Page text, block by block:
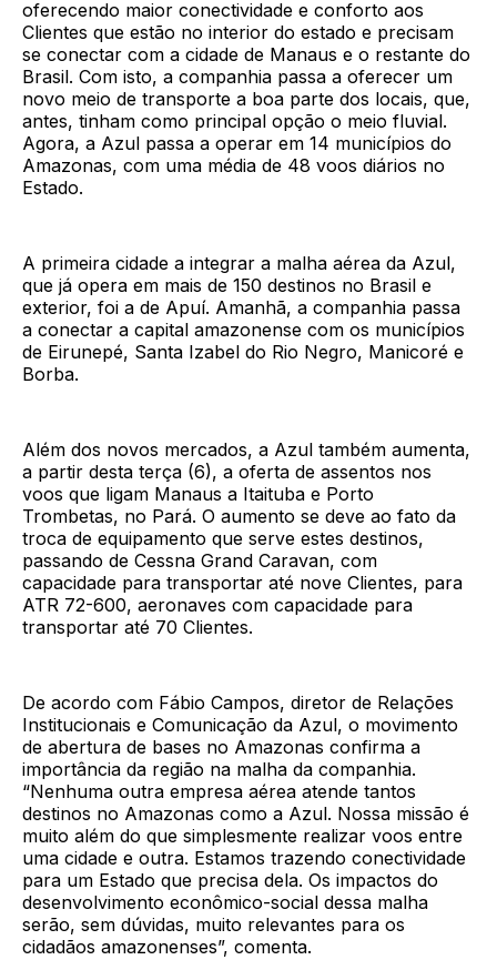
oferecendo maior conectividade e conforto aos
Clientes que estão no interior do estado e precisam
se conectar com a cidade de Manaus e o restante do
Brasil. Com isto, a companhia passa a oferecer um
novo meio de transporte a boa parte dos locais, que,
antes, tinham como principal opção o meio fluvial.
Agora, a Azul passa a operar em 14 municípios do
Amazonas, com uma média de 48 voos diários no
Estado.
A primeira cidade a integrar a malha aérea da Azul,
que já opera em mais de 150 destinos no Brasil e
exterior, foi a de Apuí. Amanhã, a companhia passa
a conectar a capital amazonense com os municípios
de Eirunepé, Santa Izabel do Rio Negro, Manicoré e
Borba.
Além dos novos mercados, a Azul também aumenta,
a partir desta terça (6), a oferta de assentos nos
voos que ligam Manaus a Itaituba e Porto
Trombetas, no Pará. O aumento se deve ao fato da
troca de equipamento que serve estes destinos,
passando de Cessna Grand Caravan, com
capacidade para transportar até nove Clientes, para
ATR 72-600, aeronaves com capacidade para
transportar até 70 Clientes.
De acordo com Fábio Campos, diretor de Relações
Institucionais e Comunicação da Azul, o movimento
de abertura de bases no Amazonas confirma a
importância da região na malha da companhia.
“Nenhuma outra empresa aérea atende tantos
destinos no Amazonas como a Azul. Nossa missão é
muito além do que simplesmente realizar voos entre
uma cidade e outra. Estamos trazendo conectividade
para um Estado que precisa dela. Os impactos do
desenvolvimento econômico-social dessa malha
serão, sem dúvidas, muito relevantes para os
cidadãos amazonenses”, comenta.